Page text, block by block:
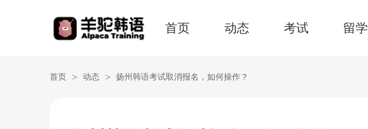
首页 动态 考试 留学
首页 > 动态 > 扬州韩语考试取消报名，如何操作？